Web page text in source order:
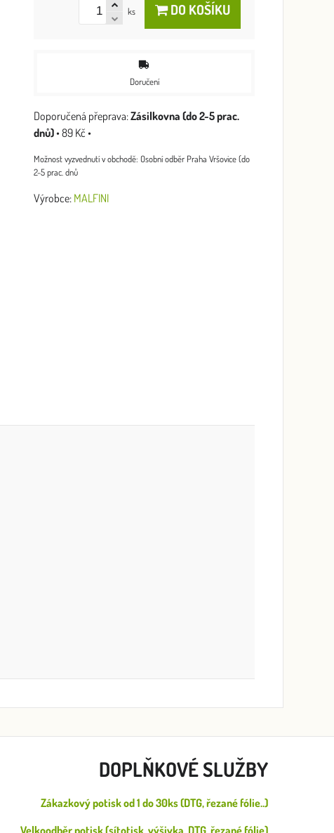
ks DO KOŠÍKU
Doručení
Zásilkovna (do 2-5 prac.
dnů)•89 Kč •
Osobní odběr Praha Vršovice (do
2-5 prac. dnů
Výrobce: MALFINI
DOPLŇKOVÉ SLUŽBY
Zákazkový potisk od 1 do 30ks (DTG, řezané fólie..)